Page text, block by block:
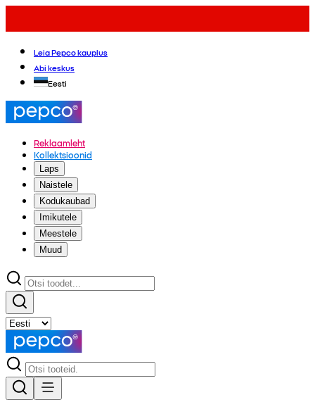
Leia Pepco kauplus
Abi keskus
Eesti
Reklaamleht
Kollektsioonid
Laps
Naistele
Kodukaubad
Imikutele
Meestele
Muud